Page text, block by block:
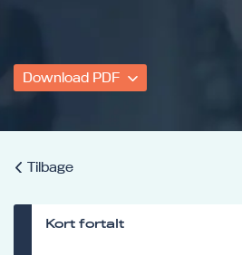
Download PDF
Tilbage
Kort fortalt